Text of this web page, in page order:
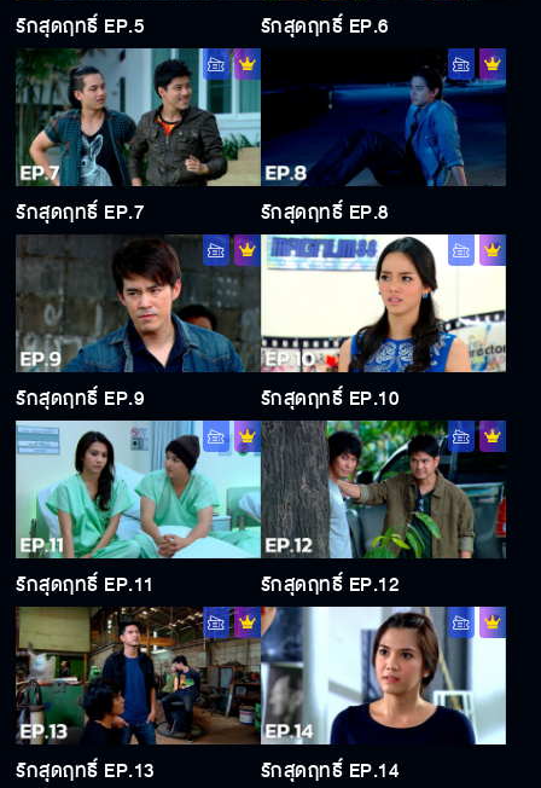
รักสุดฤทธิ์ EP.5 รักสุดฤทธิ์ EP.6
รักสุดฤทธิ์ EP.7 รักสุดฤทธิ์ EP.8
รักสุดฤทธิ์ EP.9 รักสุดฤทธิ์ EP.10
รักสุดฤทธิ์ EP.11 รักสุดฤทธิ์ EP.12
รักสุดฤทธิ์ EP.13 รักสุดฤทธิ์ EP.14